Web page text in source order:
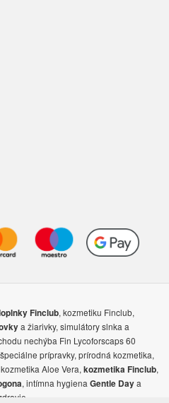
Finclub, kozmetiku Finclub,
a žiarivky, simulátory slnka a
nechýba Fin Lycoforscaps 60
prípravky, prírodná kozmetika,
Aloe Vera, kozmetika Finclub,
, intímna hygiena Gentle Daya